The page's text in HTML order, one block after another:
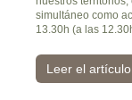
simultáneo como
13.30h (a las
Leer el